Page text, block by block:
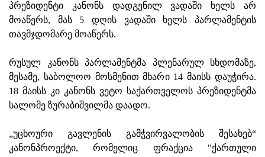
პრეზიდენტი კანონს დადგენილ ვადაში ხელს არ
მოაწერს, მას 5 დღის ვადაში ხელს პარლამენტის
თავმჯდომარე მოაწერს.
რუსულ კანონს პარლამენტმა პლენარულ სხდომაზე,
მესამე, საბოლოო მოსმენით მხარი 14 მაისს დაუჭირა.
18 მაისს კი კანონს ვეტო საქართველოს პრეზიდენტმა
სალომე ზურაბიშვილმა დაადო.
„უცხოური გავლენის გამჭვირვალობის შესახებ“
კანონპროექტი, რომელიც ფრაქცია "ქართული